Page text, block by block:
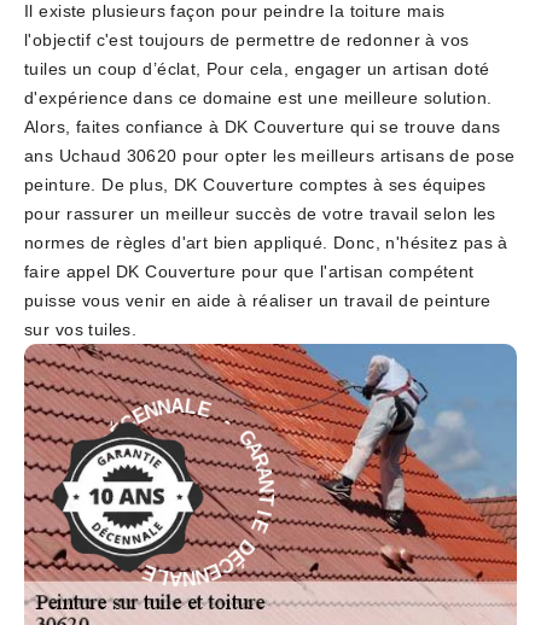
Il existe plusieurs façon pour peindre la toiture mais
l'objectif c'est toujours de permettre de redonner à vos
tuiles un coup d’éclat, Pour cela, engager un artisan doté
d'expérience dans ce domaine est une meilleure solution.
Alors, faites confiance à DK Couverture qui se trouve dans
ans Uchaud 30620 pour opter les meilleurs artisans de pose
peinture. De plus, DK Couverture comptes à ses équipes
pour rassurer un meilleur succès de votre travail selon les
normes de règles d'art bien appliqué. Donc, n'hésitez pas à
faire appel DK Couverture pour que l'artisan compétent
puisse vous venir en aide à réaliser un travail de peinture
sur vos tuiles.
G
A
R
A
N
T
I
E
D
É
C
E
N
NALE - GAR
A
N
T
I
E
D
É
C
E
N
N
A
L
E
-